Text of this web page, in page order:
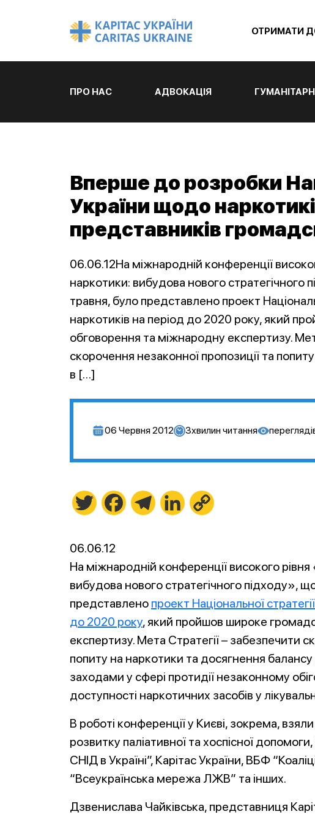
ОТРИМАТИ
ПРО НАС АДВОКАЦІЯ
Вперше до розробки
України щодо
представників
06.06.12На міжнародній конференції
наркотики: вибудова нового стратегічного
травня, було представлено проект
наркотиків на період до 2020 року, який
обговорення та міжнародну експертизу.
скорочення незаконної пропозиції та
в […]
06 Червня 2012 3хвилин читання
Twitter FacebookTelegramLinkedIn
06.06.12
На міжнародній конференції високого рівня
вибудова нового стратегічного підходу»,
представлено проект Національної
до 2020 року, який пройшов широке
експертизу. Мета Стратегії – забезпечити
попиту на наркотики та досягнення
заходами у сфері протидії незаконному
доступності наркотичних засобів у
В роботі конференції у Києві, зокрема,
розвитку паліативної та хоспісної
СНІД в Україні”, Карітас України, ВБФ
“Всеукраїнська мережа ЛЖВ” та інших.
Дзвенислава Чайківська, представниця